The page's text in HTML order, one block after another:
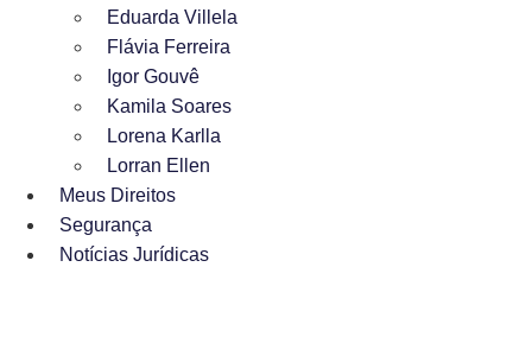
Eduarda Villela
Flávia Ferreira
Igor Gouvê
Kamila Soares
Lorena Karlla
Lorran Ellen
Meus Direitos
Segurança
Notícias Jurídicas